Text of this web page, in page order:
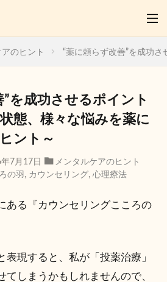
のヒント “薬に頼らず改善”を成功
”を成功させるポイント
態、様々な悩みを薬に
ント～
7月17日
メンタルケアのヒント
の羽 , カウンセリング, 心理療法
ある『カウンセリングこころの
表現すると、私が「投薬治療」
てしまうかもしれませんので、